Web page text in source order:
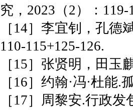
究，2023（2）：119-
［14］李宜钊，孔
110-115+125-126.
［15］张贤明，田
［16］约翰·冯·杜
［17］周黎安.行政